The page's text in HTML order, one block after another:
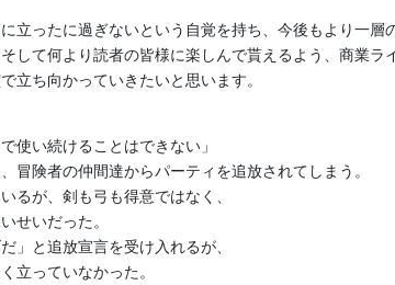
立ったに過ぎないという自覚を持ち、今後もより一層
して何より読者の皆様に楽しんで貰えるよう、商業ラ
立ち向かっていきたいと思います。
使い続けることはできない」
冒険者の仲間達からパーティを追放されてしまう。
るが、剣も弓も得意ではなく、
せいだった。
」と追放宣言を受け入れるが、
立っていなかった。